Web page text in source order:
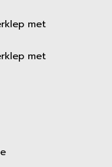
met
met